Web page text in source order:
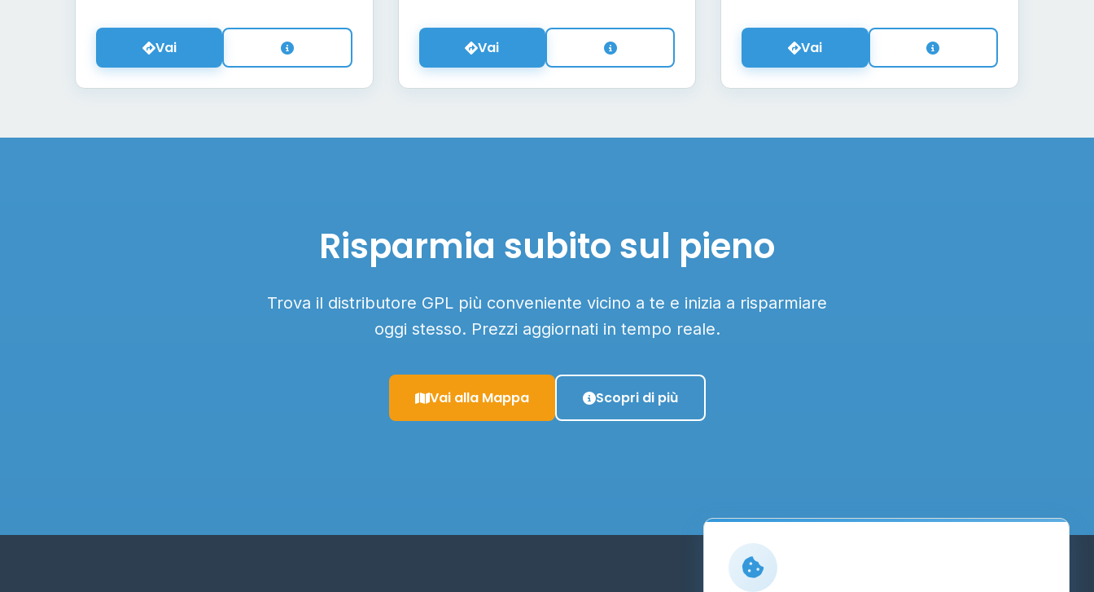
Vai Vai Vai
Risparmia subito sul pieno
Trova il distributore GPL più conveniente vicino a te e inizia a risparmiare
oggi stesso. Prezzi aggiornati in tempo reale.
Vai alla Mappa Scopri di più